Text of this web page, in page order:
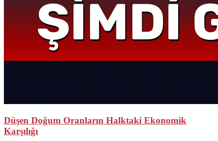
Düşen Doğum Oranların Halktaki Ekonomik
Karşılığı